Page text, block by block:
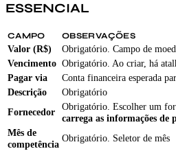
ESSENCIAL
CAMPO OBSERVAÇÕES
Valor (R$)
Obrigatório. Campo de
Vencimento Obrigatório. Ao criar, há
Pagar via
Conta financeira esperada
Descrição
Obrigatório
Fornecedor
Obrigatório. Escolher um
carrega as informações de
Mês de
competência
Obrigatório. Seletor de mês